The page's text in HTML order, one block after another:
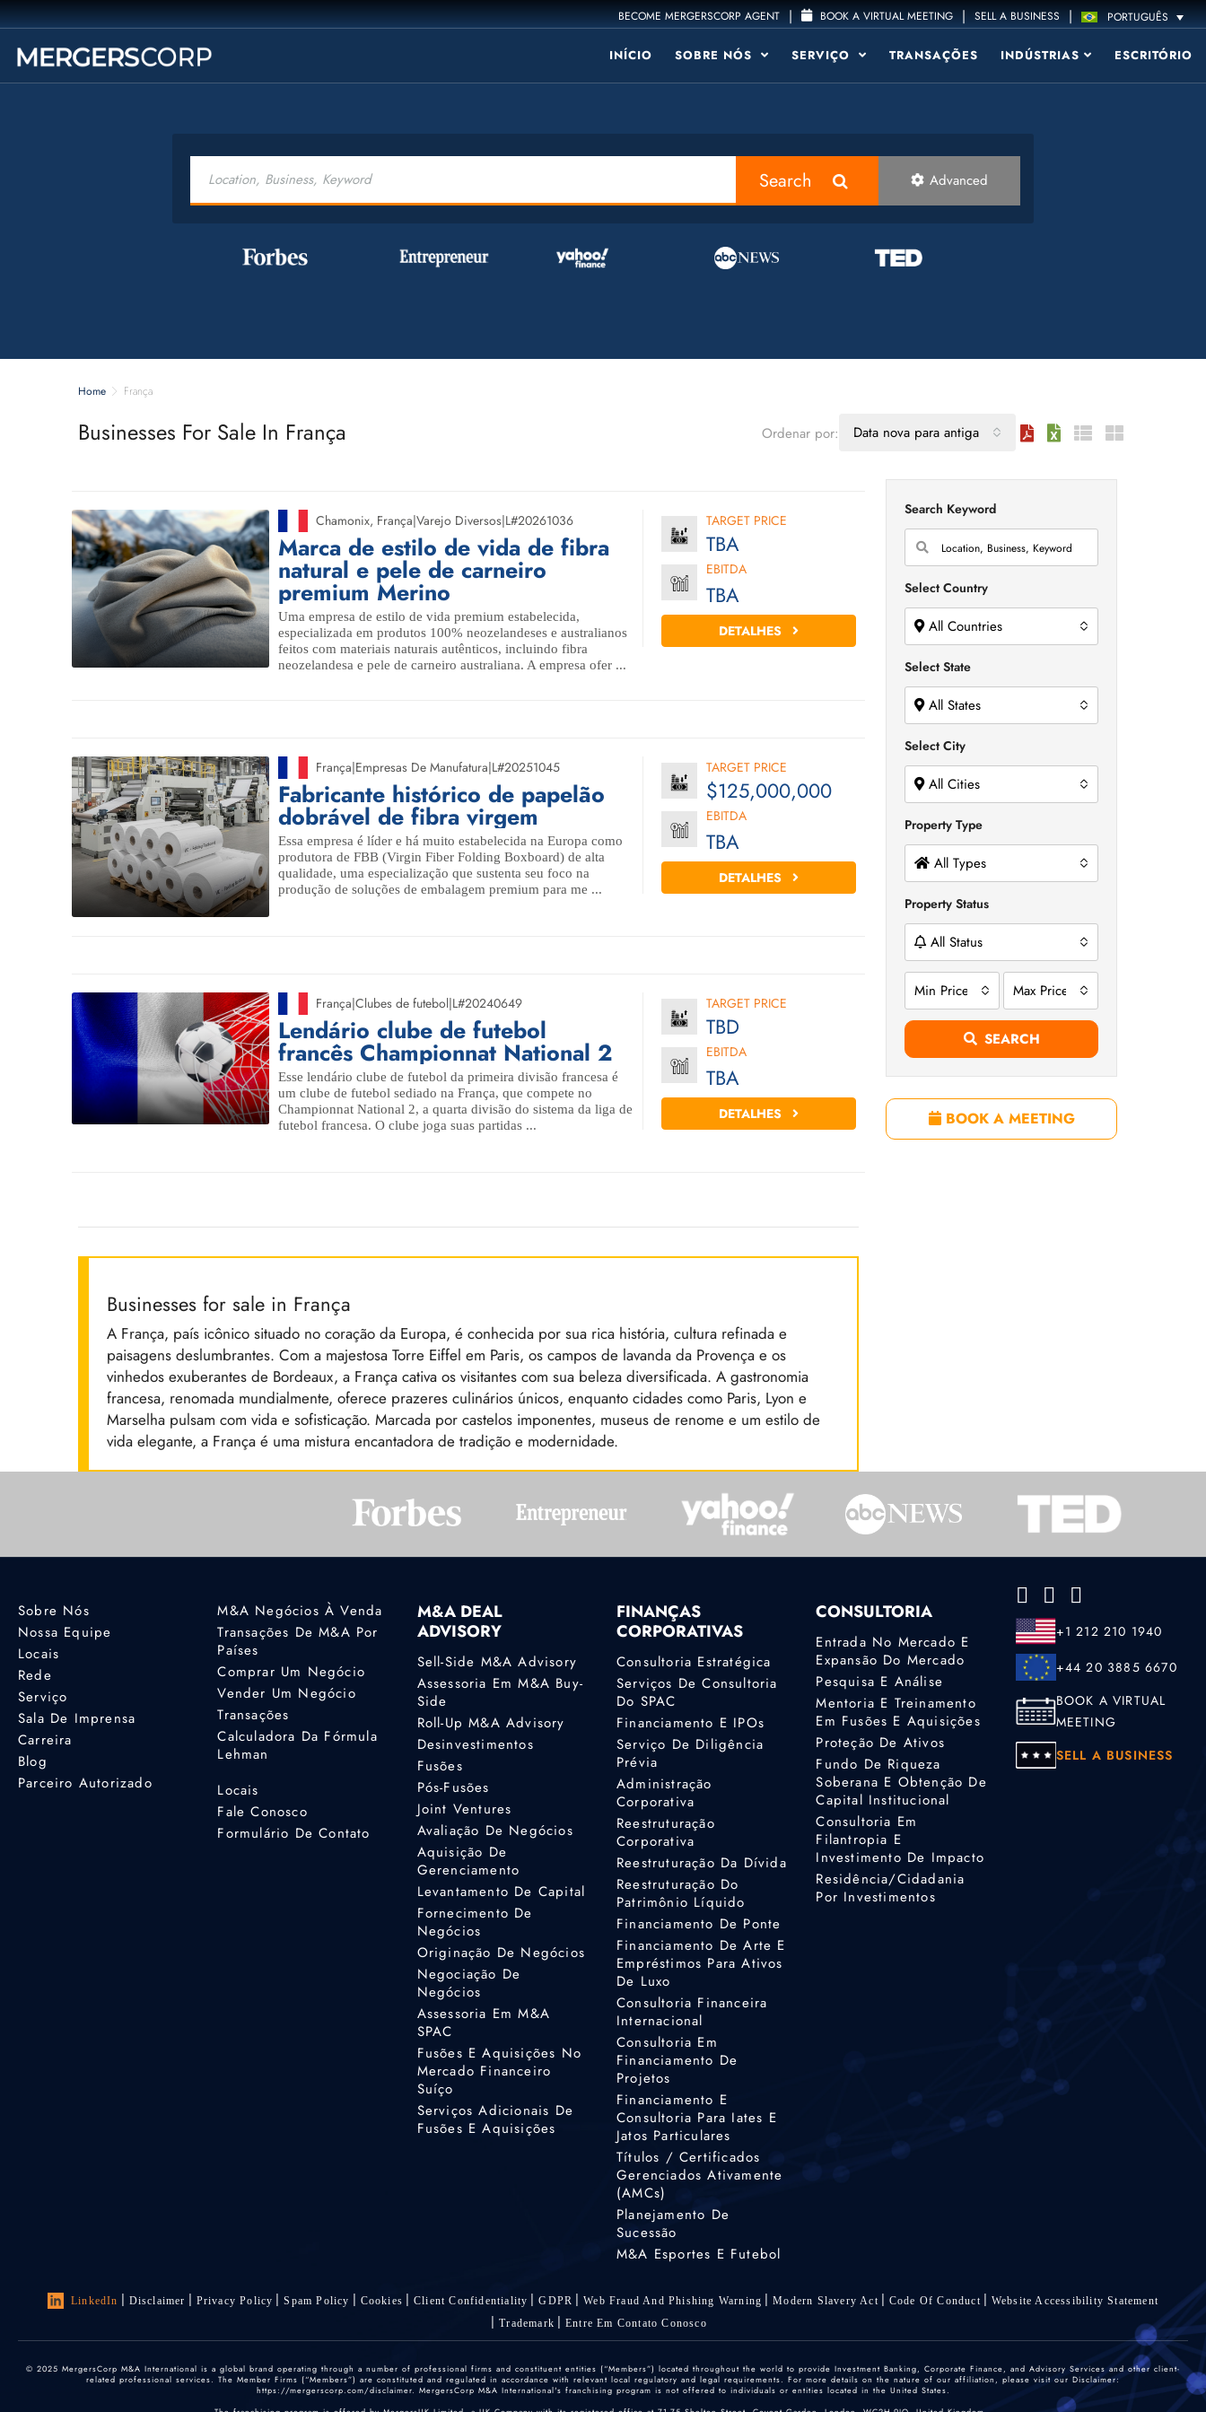
BECOME MERGERSCORP AGENT | BOOK A VIRTUAL MEETING | SELL A BUSINESS | PORTUGUÊS
INÍCIO SOBRE NÓS SERVIÇO TRANSAÇÕES INDÚSTRIAS ESCRITÓRIO
Search Advanced
Home França
Businesses For Sale In França Ordenar por: Data nova para antiga
Chamonix, França|Varejo Diversos|L#20261036
Marca de estilo de vida de fibra
natural e pele de carneiro
premium Merino
Uma empresa de estilo de vida premium estabelecida,
especializada em produtos 100% neozelandeses e australianos
feitos com materiais naturais autênticos, incluindo fibra
neozelandesa e pele de carneiro australiana. A empresa ofer ...
TARGET PRICE
TBA
EBITDA
TBA
DETALHES
França|Empresas De Manufatura|L#20251045
Fabricante histórico de papelão
dobrável de fibra virgem
Essa empresa é líder e há muito estabelecida na Europa como
produtora de FBB (Virgin Fiber Folding Boxboard) de alta
qualidade, uma especialização que sustenta seu foco na
produção de soluções de embalagem premium para me ...
TARGET PRICE
$125,000,000
EBITDA
TBA
DETALHES
França|Clubes de futebol|L#20240649
Lendário clube de futebol
francês Championnat National 2
Esse lendário clube de futebol da primeira divisão francesa é
um clube de futebol sediado na França, que compete no
Championnat National 2, a quarta divisão do sistema da liga de
futebol francesa. O clube joga suas partidas ...
TARGET PRICE
TBD
EBITDA
TBA
DETALHES
Businesses for sale in França
A França, país icônico situado no coração da Europa, é conhecida por sua rica história, cultura refinada e
paisagens deslumbrantes. Com a majestosa Torre Eiffel em Paris, os campos de lavanda da Provença e os
vinhedos exuberantes de Bordeaux, a França cativa os visitantes com sua beleza diversificada. A gastronomia
francesa, renomada mundialmente, oferece prazeres culinários únicos, enquanto cidades como Paris, Lyon e
Marselha pulsam com vida e sofisticação. Marcada por castelos imponentes, museus de renome e um estilo de
vida elegante, a França é uma mistura encantadora de tradição e modernidade.
Search Keyword
Select Country
All Countries
Select State
All States
Select City
All Cities
Property Type
All Types
Property Status
All Status
Min Price Max Price
SEARCH
BOOK A MEETING
Sobre Nós
Nossa Equipe
Locais
Rede
Serviço
Sala De Imprensa
Carreira
Blog
Parceiro Autorizado
M&A Negócios À Venda
Transações De M&A Por
Países
Comprar Um Negócio
Vender Um Negócio
Transações
Calculadora Da Fórmula
Lehman
Locais
Fale Conosco
Formulário De Contato
M&A DEAL
ADVISORY
Sell-Side M&A Advisory
Assessoria Em M&A Buy-
Side
Roll-Up M&A Advisory
Desinvestimentos
Fusões
Pós-Fusões
Joint Ventures
Avaliação De Negócios
Aquisição De
Gerenciamento
Levantamento De Capital
Fornecimento De
Negócios
Originação De Negócios
Negociação De
Negócios
Assessoria Em M&A
SPAC
Fusões E Aquisições No
Mercado Financeiro
Suíço
Serviços Adicionais De
Fusões E Aquisições
FINANÇAS
CORPORATIVAS
Consultoria Estratégica
Serviços De Consultoria
Do SPAC
Financiamento E IPOs
Serviço De Diligência
Prévia
Administração
Corporativa
Reestruturação
Corporativa
Reestruturação Da Dívida
Reestruturação Do
Patrimônio Líquido
Financiamento De Ponte
Financiamento De Arte E
Empréstimos Para Ativos
De Luxo
Consultoria Financeira
Internacional
Consultoria Em
Financiamento De
Projetos
Financiamento E
Consultoria Para Iates E
Jatos Particulares
Títulos / Certificados
Gerenciados Ativamente
(AMCs)
Planejamento De
Sucessão
M&A Esportes E Futebol
CONSULTORIA
Entrada No Mercado E
Expansão Do Mercado
Pesquisa E Análise
Mentoria E Treinamento
Em Fusões E Aquisições
Proteção De Ativos
Fundo De Riqueza
Soberana E Obtenção De
Capital Institucional
Consultoria Em
Filantropia E
Investimento De Impacto
Residência/cidadania
Por Investimentos
+1 212 210 1940
+44 20 3885 6670
BOOK A VIRTUAL
MEETING
SELL A BUSINESS
LinkedIn Disclaimer Privacy Policy Spam Policy Cookies Client Confidentiality GDPR Web Fraud And Phishing Warning Modern Slavery Act Code Of Conduct
Website Accessibility Statement
Trademark
Entre Em Contato Conosco
© 2025 MergersCorp M&A International is a global brand operating through a number of professional firms and constituent entities (“Members”) located throughout the world to provide Investment Banking, Corporate Finance, and Advisory Services and other client-
related professional services. The Member Firms (“Members”) are constituted and regulated in accordance with relevant local regulatory and legal requirements. For more details on the nature of our affiliation, please visit our Disclaimer:
https://mergerscorp.com/disclaimer. MergersCorp M&A International's franchising program is not offered to individuals or entities located in the United States.